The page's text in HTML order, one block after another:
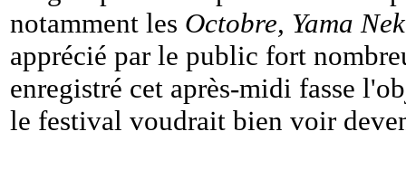
notamment les Octobre, Yama
apprécié par le public fort
enregistré cet après-midi fasse
le festival voudrait bien voir